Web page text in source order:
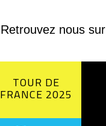
Retrouvez nous sur
TOUR DE
FRANCE 2025